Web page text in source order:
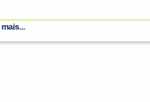
mais...